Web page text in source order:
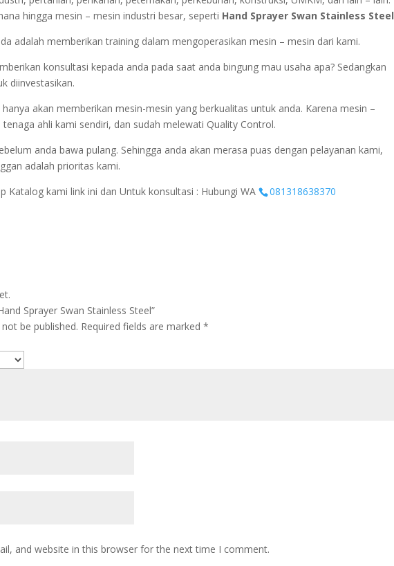
hingga mesin – mesin industri besar, seperti Hand Sprayer Swan Stainless Steel
adalah memberikan training dalam mengoperasikan mesin – mesin dari kami.
konsultasi kepada anda pada saat anda bingung mau usaha apa? Sedangkan
diinvestasikan.
akan memberikan mesin-mesin yang berkualitas untuk anda. Karena mesin –
ahli kami sendiri, dan sudah melewati Quality Control.
anda bawa pulang. Sehingga anda akan merasa puas dengan pelayanan kami,
adalah prioritas kami.
Katalog kami link ini dan Untuk konsultasi : Hubungi WA
081318638370
Sprayer Swan Stainless Steel”
be published. Required fields are marked*
and website in this browser for the next time I comment.